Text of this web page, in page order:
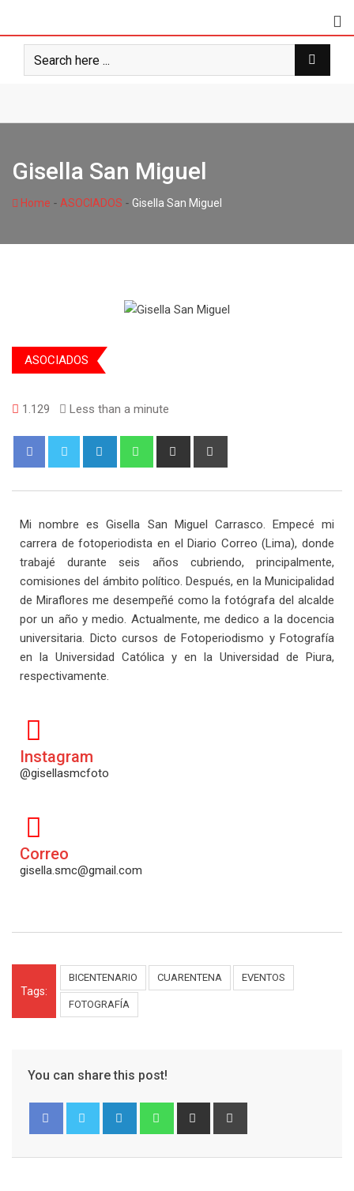
Gisella San Miguel
Home - ASOCIADOS - Gisella San Miguel
ASOCIADOS
1.129 Less than a minute
Mi nombre es Gisella San Miguel Carrasco. Empecé mi
carrera de fotoperiodista en el Diario Correo (Lima), donde
trabajé durante seis años cubriendo, principalmente,
comisiones del ámbito político. Después, en la Municipalidad
de Miraflores me desempeñé como la fotógrafa del alcalde
por un año y medio. Actualmente, me dedico a la docencia
universitaria. Dicto cursos de Fotoperiodismo y Fotografía
en la Universidad Católica y en la Universidad de Piura,
respectivamente.
Instagram
@gisellasmcfoto
Correo
gisella.smc@gmail.com
Tags:
BICENTENARIO CUARENTENA EVENTOS
FOTOGRAFÍA
You can share this post!